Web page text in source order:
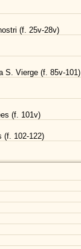
(f. 25v-28v)
S. Vierge (f. 85v-101)
(f. 101v)
(f. 102-122)